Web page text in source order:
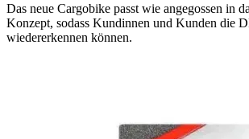
Das neue Cargobike passt wie angegossen in
Konzept, sodass Kundinnen und Kunden die
wiedererkennen können.